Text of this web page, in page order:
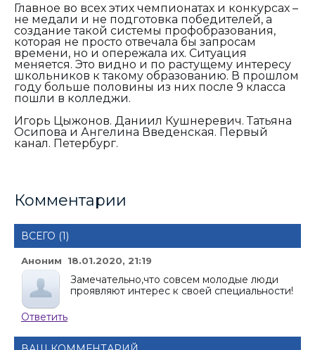
Главное во всех этих чемпионатах и конкурсах –
не медали и не подготовка победителей, а
создание такой системы профобразования,
которая не просто отвечала бы запросам
времени, но и опережала их. Ситуация
меняется. Это видно и по растущему интересу
школьников к такому образованию. В прошлом
году больше половины из них после 9 класса
пошли в колледжи.
Игорь Цыжонов. Даниил Кушнеревич. Татьяна
Осипова и Ангелина Введенская. Первый
канал. Петербург.
Комментарии
ВСЕГО (1)
Аноним 18.01.2020, 21:19
Замечательно,что совсем молодые люди
проявляют интерес к своей специальности!
Ответить